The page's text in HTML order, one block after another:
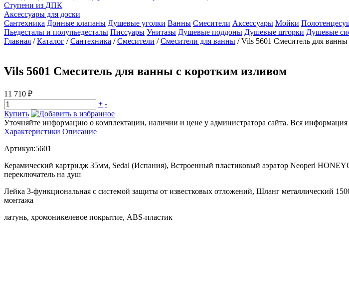
Ступени из ДПК
Аксессуары для доски
Сантехника Донные клапаны Душевые уголки Ванны Смесители Аксессуары Мойки
Пьедесталы и полупьедесталы Писсуары Унитазы Душевые поддоны Душевые шторки Душевые
Главная / Каталог / Сантехника / Смесители / Смесители для ванны /Vils 5601 Смеситель для
Vils 5601 Смеситель для ванны с коротким изливом
11 710 ₽
+ -
Купить
Уточняйте информацию о комплектации, наличии и цене у администратора сайта. Вся
Характеристики Описание
Артикул:5601
Керамический картридж 35мм, Sedal (Испания), Встроенный пластиковый аэратор Neoperl
переключатель на душ
Лейка 3-функциональная с системой защиты от известковых отложений, Шланг металлический
монтажа
латунь, хромоникелевое покрытие, ABS-пластик